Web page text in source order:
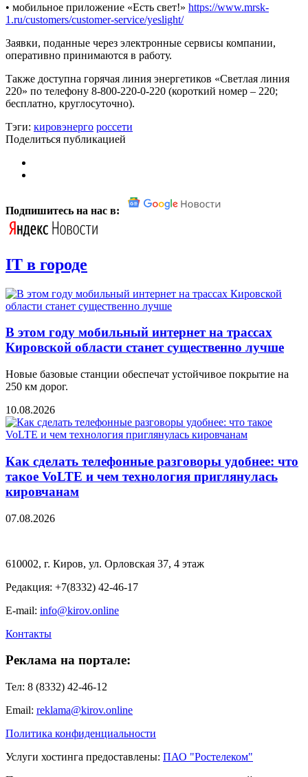
• мобильное приложение «Есть свет!» https://www.mrsk-
1.ru/customers/customer-service/yeslight/
Заявки, поданные через электронные сервисы компании,
оперативно принимаются в работу.
Также доступна горячая линия энергетиков «Светлая линия
220» по телефону 8-800-220-0-220 (короткий номер – 220;
бесплатно, круглосуточно).
Тэги: кировэнерго россети
Поделиться публикацией
Подпишитесь на нас в:
IT в городе
В этом году мобильный интернет на трассах
Кировской области станет существенно лучше
Новые базовые станции обеспечат устойчивое покрытие на
250 км дорог.
10.08.2026
Как сделать телефонные разговоры удобнее: что
такое VoLTE и чем технология приглянулась
кировчанам
07.08.2026
610002, г. Киров, ул. Орловская 37, 4 этаж
Редакция: +7(8332) 42-46-17
E-mail: info@kirov.online
Контакты
Реклама на портале:
Тел: 8 (8332) 42-46-12
Email: reklama@kirov.online
Политика конфиденциальности
Услуги хостинга предоставлены: ПАО "Ростелеком"